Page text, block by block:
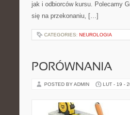
jak i odbiorców kursu. Polecamy
się na przekonaniu, […]
CATEGORIES: NEUROLOGIA
PORÓWNANIA
POSTED BY ADMIN LUT - 19 -